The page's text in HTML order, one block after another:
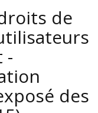
de
-
des